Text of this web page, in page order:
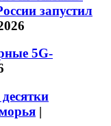
запустил
5G-
|